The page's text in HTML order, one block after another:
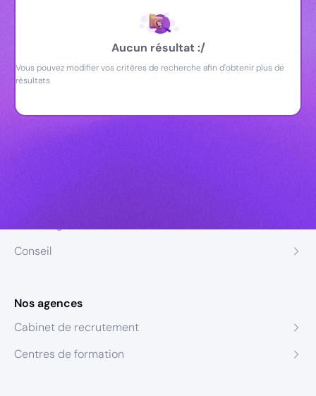
Aucun résultat :/
Vous pouvez modifier vos critères de recherche afin d'obtenir plus de
résultats
Conseil
Nos agences
Cabinet de recrutement
Centres de formation